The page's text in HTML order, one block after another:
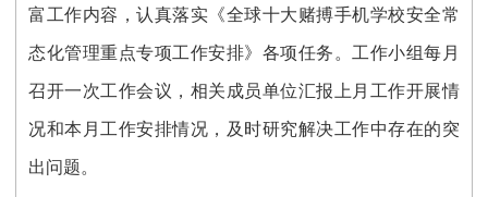
富工作内容，认真落实《全球十大赌搏手机学校安全常
态化管理重点专项工作安排》各项任务。工作小组每月
召开一次工作会议，相关成员单位汇报上月工作开展情
况和本月工作安排情况，及时研究解决工作中存在的突
出问题。